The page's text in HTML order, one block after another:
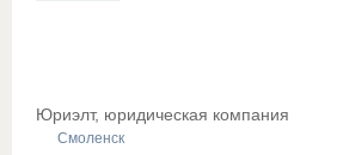
Юриэлт, юридическая компания
Смоленск